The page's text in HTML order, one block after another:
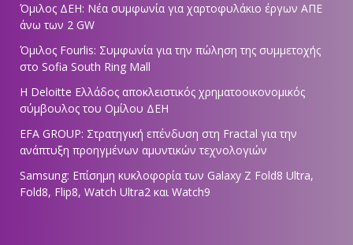
Όμιλος ΔΕΗ: Νέα συμφωνία για χαρτοφυλάκιο έργων ΑΠΕ
άνω των 2 GW
Όμιλος Fourlis: Συμφωνία για την πώληση της συμμετοχής
στο Sofia South Ring Mall
Η Deloitte Ελλάδος αποκλειστικός χρηματοοικονομικός
σύμβουλος του Ομίλου ΔΕΗ
EFA GROUP: Στρατηγική επένδυση στη Fractal για την
ανάπτυξη προηγμένων αμυντικών τεχνολογιών
Samsung: Επίσημη κυκλοφορία των Galaxy Z Fold8 Ultra,
Fold8, Flip8, Watch Ultra2 και Watch9